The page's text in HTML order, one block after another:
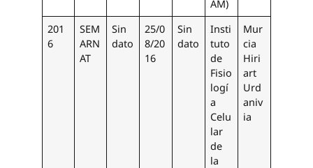
AM)
201
6
SEM
ARN
AT
Sin
dato
25/0
8/20
16
Sin
dato
Insti
tuto
de
Fisio
logí
a
Celu
lar
de
la
Mur
cia
Hiri
art
Urd
aniv
ia